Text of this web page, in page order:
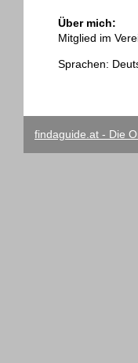
Über mich:
Mitglied im
Sprachen:
findaguide.at - Die